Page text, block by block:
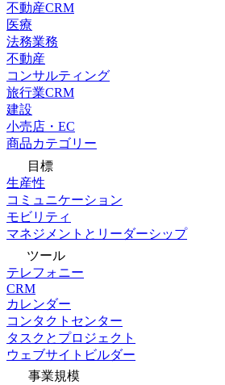
不動産CRM
医療
法務業務
不動産
コンサルティング
旅行業CRM
建設
小売店・EC
商品カテゴリー
目標
生産性
コミュニケーション
モビリティ
マネジメントとリーダーシップ
ツール
テレフォニー
CRM
カレンダー
コンタクトセンター
タスクとプロジェクト
ウェブサイトビルダー
事業規模